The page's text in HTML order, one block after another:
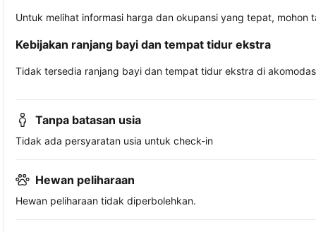
Untuk melihat informasi harga dan okupansi yang tepat,
Kebijakan ranjang bayi dan tempat tidur ekstra
Tidak tersedia ranjang bayi dan tempat tidur ekstra di
Tanpa batasan usia
Tidak ada persyaratan usia untuk check-in
Hewan peliharaan
Hewan peliharaan tidak diperbolehkan.